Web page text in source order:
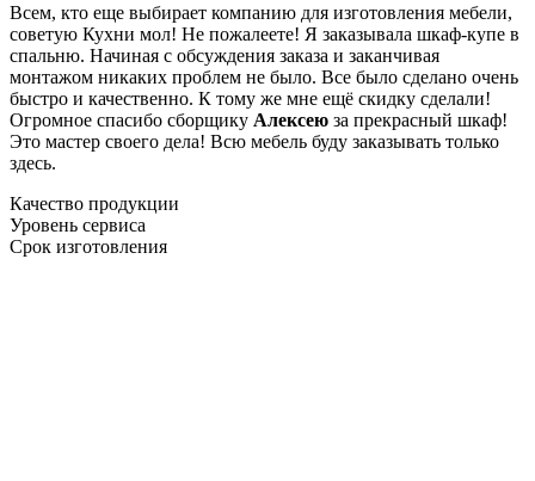
Всем, кто еще выбирает компанию для изготовления мебели,
советую Кухни мол! Не пожалеете! Я заказывала шкаф-купе в
спальню. Начиная с обсуждения заказа и заканчивая
монтажом никаких проблем не было. Все было сделано очень
быстро и качественно. К тому же мне ещё скидку сделали!
Огромное спасибо сборщику Алексею за прекрасный шкаф!
Это мастер своего дела! Всю мебель буду заказывать только
здесь.
Качество продукции
Уровень сервиса
Срок изготовления